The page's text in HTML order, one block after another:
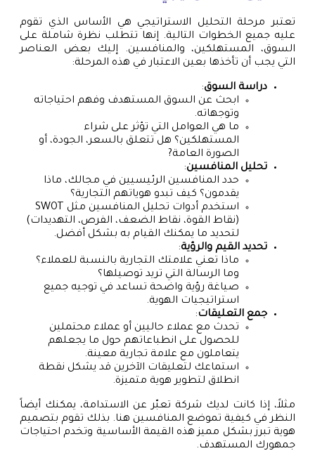
تعتبر مرحلة التحليل الاستراتيجي هي الأساس الذي تقوم
عليه جميع الخطوات التالية. إنها تتطلب نظرة شاملة على
السوق، المستهلكين، والمنافسين. إليك بعض العناصر
التي يجب أن تأخذها بعين الاعتبار في هذه المرحلة:
دراسة السوق:
ابحث عن السوق المستهدف وفهم احتياجاته
وتوجهاته.
ما هي العوامل التي تؤثر على شراء
المستهلكين؟ هل تتعلق بالسعر، الجودة، أو
الصورة العامة?
تحليل المنافسين:
حدد المنافسين الرئيسيين في مجالك، ماذا
يقدمون؟ كيف تبدو هوياتهم التجارية؟
استخدم أدوات تحليل المنافسين مثل SWOT
(نقاط القوة، نقاط الضعف، الفرص، التهديدات)
لتحديد ما يمكنك القيام به بشكل أفضل.
تحديد القيم والرؤية:
ماذا تعني علامتك التجارية بالنسبة للعملاء؟
وما الرسالة التي تريد توصيلها؟
صياغة رؤية واضحة تساعد في توجيه جميع
استراتيجيات الهوية.
جمع التعليقات:
تحدث مع عملاء حاليين أو عملاء محتملين
للحصول على انطباعاتهم حول ما يجعلهم
يتعاملون مع علامة تجارية معينة.
استماعك لتعليقات الآخرين قد يشكل نقطة
انطلاق لتطوير هوية متميزة.
مثلاً، إذا كانت لديك شركة تعبّر عن الاستدامة، يمكنك أيضاً
النظر في كيفية تموضع المنافسين هنا. بذلك تقوم بتصميم
هوية تبرز بشكل مميز هذه القيمة الأساسية وتخدم احتياجات
جمهورك المستهدف.